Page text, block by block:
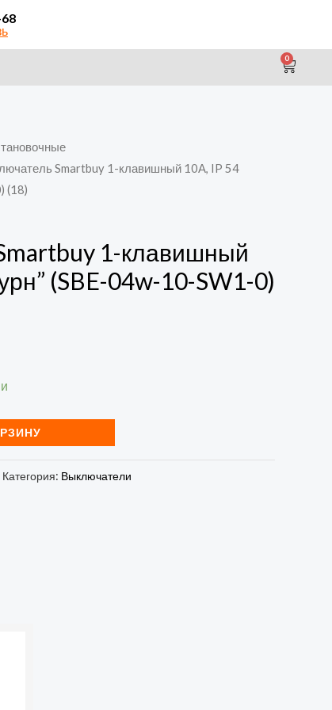
0
Smartbuy 1-клавишный 10А, IP 54
(18)
1-клавишный
(SBE-04w-10-SW1-0)
Категория: Выключатели